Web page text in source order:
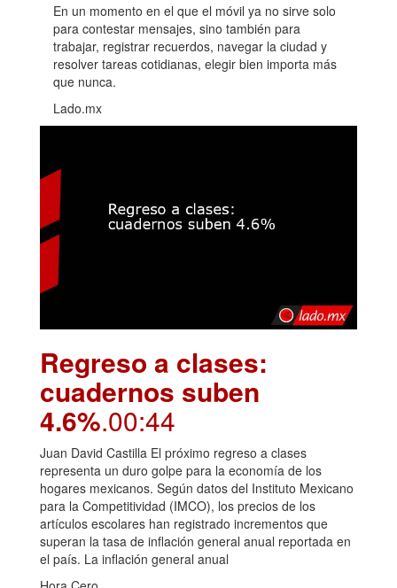
En un momento en el que el móvil ya no sirve solo
para contestar mensajes, sino también para
trabajar, registrar recuerdos, navegar la ciudad y
resolver tareas cotidianas, elegir bien importa más
que nunca.
Lado.mx
Regreso a clases:
cuadernos suben
4.6%.00:44
Juan David Castilla El próximo regreso a clases
representa un duro golpe para la economía de los
hogares mexicanos. Según datos del Instituto Mexicano
para la Competitividad (IMCO), los precios de los
artículos escolares han registrado incrementos que
superan la tasa de inflación general anual reportada en
el país. La inflación general anual